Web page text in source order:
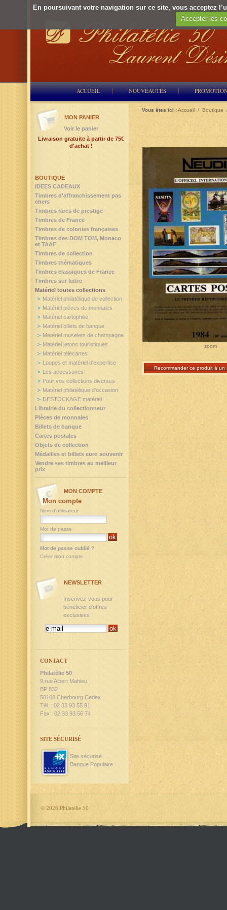
En poursuivant votre navigation sur ce site, vous acceptez
Accepter les
ACCUEIL NOUVEAUTÉS
Vous êtes ici :Accueil / Boutique
zoom
Recommander ce produit à un
BOUTIQUE
IDEES CADEAUX
Timbres d'affranchissement pas
chers
Timbres rares de prestige
Timbres de France
Timbres de colonies françaises
Timbres des DOM TOM, Monaco
et TAAF
Timbres de collection
Timbres thématiques
Timbres classiques de France
Timbres sur lettre
Matériel toutes collections
Matériel philatélique de collection
Matériel pièces de monnaies
Matériel cartophilie
Matériel billets de banque
Matériel muselets de champagne
Matériel jetons touristiques
Matériel télécartes
Loupes et matériel d'expertise
Les accessoires
Pour vos collections diverses
Matériel philatélique d'occasion
DESTOCKAGE matériel
Librairie du collectionneur
Pièces de monnaies
Billets de banque
Cartes postales
Objets de collection
Médailles et billets euro souvenir
Vendre ses timbres au meilleur
prix
MON PANIER
Voir le panier
Livraison gratuite à partir de 75€
d'achat !
MON COMPTE
Mon compte
Nom d'utilisateur
Mot de passe
Mot de passe oublié ?
Créer mon compte
NEWSLETTER
Inscrivez-vous pour
bénéficier d'offres
exclusives !
CONTACT
Philatélie 50
9,rue Albert Mahieu
BP 832
50108 Cherbourg Cedex
Tél. : 02 33 93 55 91
Fax : 02 33 93 56 74
SITE SÉCURISÉ
Site sécurisé
Banque Populaire
© 2026 Philatélie 50